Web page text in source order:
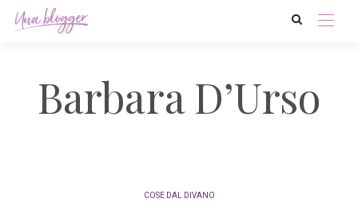
Barbara D’Urso
COSE DAL DIVANO